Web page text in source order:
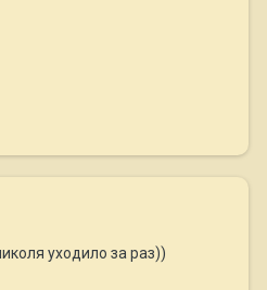
уходило за раз))